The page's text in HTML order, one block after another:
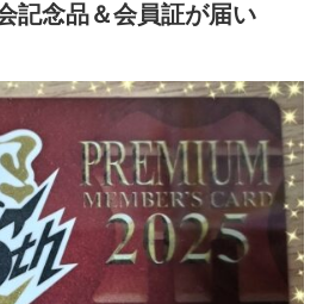
記念品＆会員証が届い